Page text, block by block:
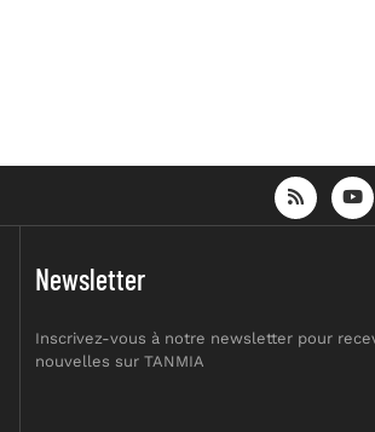
Newsletter
Inscrivez-vous à notre newsletter pour
nouvelles sur TANMIA